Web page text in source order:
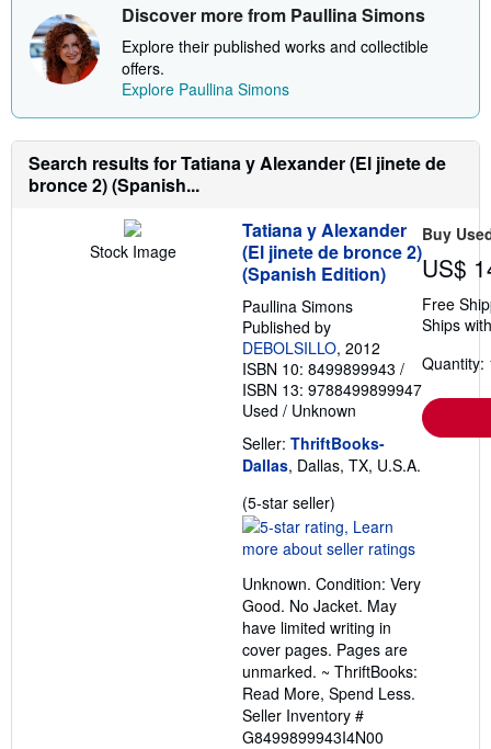
Discover more from Paullina Simons
Explore their published works and collectible
offers.
Explore Paullina Simons
Search results for Tatiana y Alexander (El jinete de
bronce 2) (Spanish...
Stock Image
Tatiana y Alexander
(El jinete de bronce 2)
(Spanish Edition)
Paullina Simons
Published by
DEBOLSILLO, 2012
ISBN 10: 8499899943 /
ISBN 13: 9788499899947
Used / Unknown
Seller: ThriftBooks-
Dallas, Dallas, TX, U.S.A.
(5-star seller)
rating
5
of
5
stars
Unknown. Condition: Very
Good. No Jacket. May
have limited writing in
cover pages. Pages are
unmarked. ~ ThriftBooks:
Read More, Spend Less.
Seller Inventory #
G8499899943I4N00
Buy
US$
Free
Ships
Quantity: